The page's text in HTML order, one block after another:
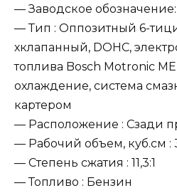
— Заводское обозначение:
— Тип : Оппозитный 6-
хклапанный, DOHC,
топлива Bosch Motronic
охлаждение, система
картером
— Расположение : Сзади
— Рабочий объем, куб.см :
— Степень сжатия : 11,3:1
— Топливо : Бензин